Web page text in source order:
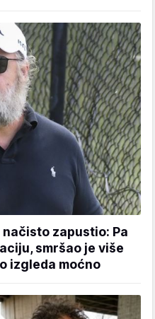
zapustio: Pa
smršao je više
izgleda moćno